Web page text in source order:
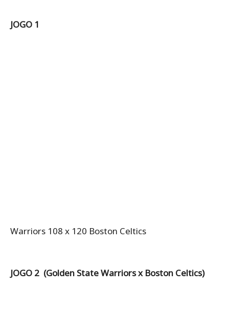
JOGO 1
Warriors 108 x 120 Boston Celtics
JOGO 2 (Golden State Warriors x Boston Celtics)